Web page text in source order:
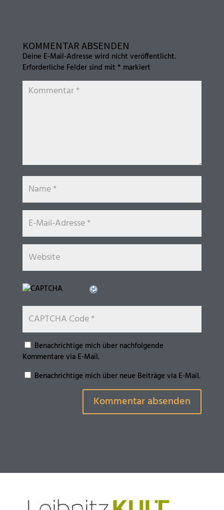
KOMMENTAR ABSENDEN
Deine E-Mail-Adresse wird nicht veröffentlicht.
Erforderliche Felder sind mit * markiert
Benachrichtige mich über nachfolgende
Kommentare via E-Mail.
Benachrichtige mich über neue Beiträge via E-Mail.